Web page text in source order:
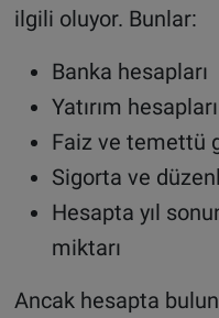
ilgili oluyor. Bunlar:
Banka hesapları
Yatırım hesapları
Faiz ve temettü
Sigorta ve
Hesapta yıl
miktarı
Ancak hesapta